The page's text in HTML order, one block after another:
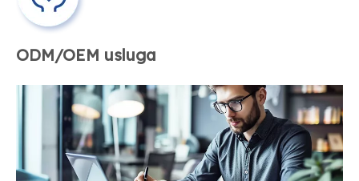
ODM/OEM usluga